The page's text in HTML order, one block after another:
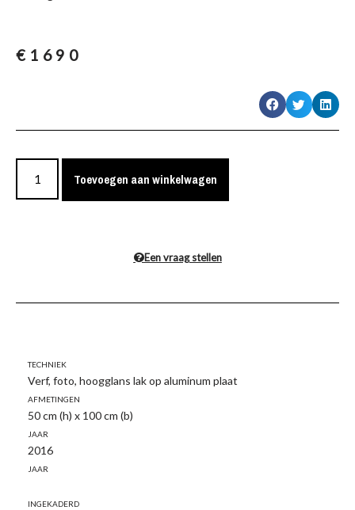
€ 1690
Toevoegen aan winkelwagen
Een vraag stellen
Techniek
Verf, foto, hoogglans lak op aluminum plaat
Afmetingen
50 cm (h) x 100 cm (b)
Jaar
2016
Jaar
Ingekaderd